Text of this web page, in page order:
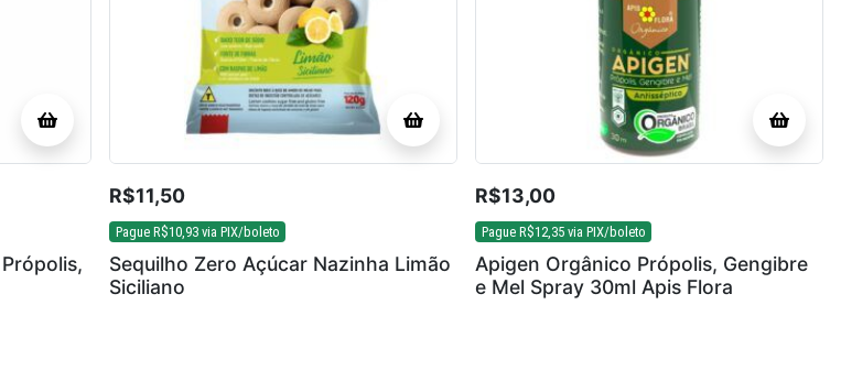
R$11,50
Pague R$10,93 via PIX/boleto
Sequilho Zero Açúcar Nazinha Limão
Siciliano
R$13,00
Pague R$12,35 via PIX/boleto
Apigen Orgânico Própolis, Gengibre
e Mel Spray 30ml Apis Flora